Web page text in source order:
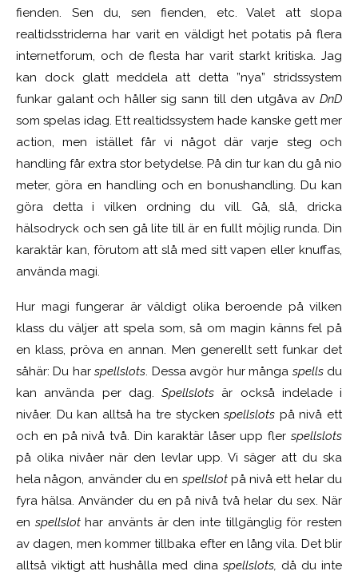
fienden. Sen du, sen fienden, etc. Valet att slopa
realtidsstriderna har varit en väldigt het potatis på flera
internetforum, och de flesta har varit starkt kritiska. Jag
kan dock glatt meddela att detta ”nya” stridssystem
funkar galant och håller sig sann till den utgåva av DnD
som spelas idag. Ett realtidssystem hade kanske gett mer
action, men istället får vi något där varje steg och
handling får extra stor betydelse. På din tur kan du gå nio
meter, göra en handling och en bonushandling. Du kan
göra detta i vilken ordning du vill. Gå, slå, dricka
hälsodryck och sen gå lite till är en fullt möjlig runda. Din
karaktär kan, förutom att slå med sitt vapen eller knuffas,
använda magi.
Hur magi fungerar är väldigt olika beroende på vilken
klass du väljer att spela som, så om magin känns fel på
en klass, pröva en annan. Men generellt sett funkar det
såhär: Du harspellslots. Dessa avgör hur många spells du
kan använda per dag. Spellslots är också indelade i
nivåer. Du kan alltså ha tre styckenspellslots på nivå ett
och en på nivå två. Din karaktär låser upp fler spellslots
på olika nivåer när den levlar upp. Vi säger att du ska
hela någon, använder du en spellslot på nivå ett helar du
fyra hälsa. Använder du en på nivå två helar du sex. När
en spellslothar använts är den inte tillgänglig för resten
av dagen, men kommer tillbaka efter en lång vila. Det blir
alltså viktigt att hushålla med dina spellslots, då du inte